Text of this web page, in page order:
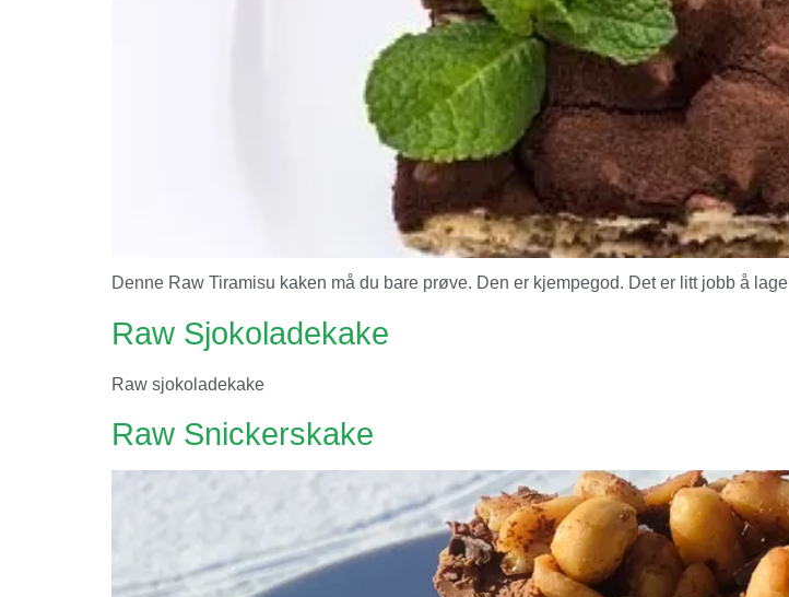
Denne Raw Tiramisu kaken må du bare prøve. Den er kjempegod. Det er litt jobb å
Raw Sjokoladekake
Raw sjokoladekake
Raw Snickerskake